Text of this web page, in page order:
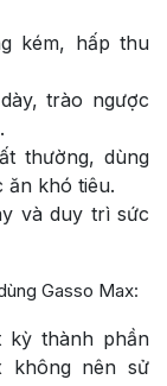
kém, hấp thu
trào ngược
thường, dùng
ăn khó tiêu.
và duy trì sức
Gasso Max:
kỳ thành phần
không nên sử